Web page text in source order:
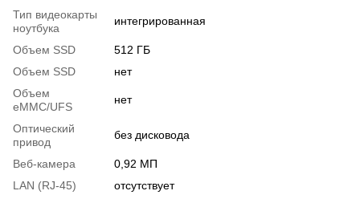
Тип видеокарты
ноутбука
интегрированная
Объем SSD
512 ГБ
Объем SSD
нет
Объем
eMMC/UFS
нет
Оптический
привод
без дисковода
Веб-камера
0,92 МП
LAN (RJ-45)
отсутствует